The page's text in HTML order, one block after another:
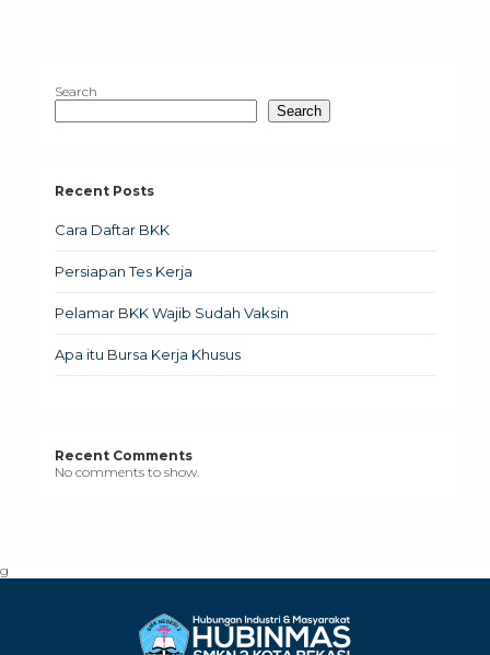
Search
Search
Recent Posts
Cara Daftar BKK
Persiapan Tes Kerja
Pelamar BKK Wajib Sudah Vaksin
Apa itu Bursa Kerja Khusus
Recent Comments
No comments to show.
g